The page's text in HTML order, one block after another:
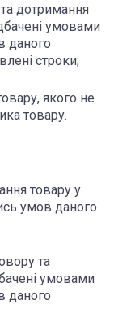
дотримання
умовами
даного
строки;
якого не
товару.
товару у
умов даного
та
умовами
даного